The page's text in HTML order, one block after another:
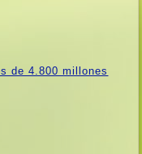
de 4.800 millones